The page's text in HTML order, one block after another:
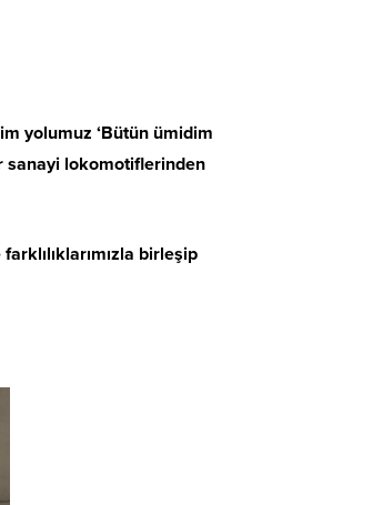
yolumuz ‘Bütün ümidim
sanayi lokomotiflerinden
birleşip